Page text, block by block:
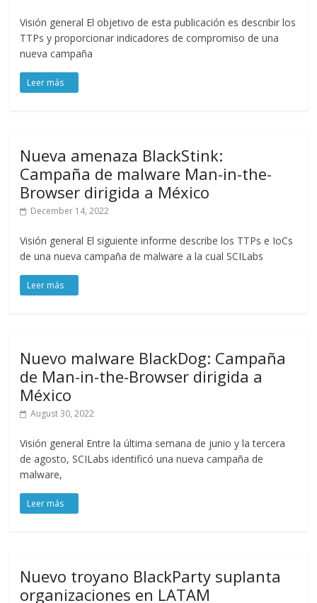
Visión general El objetivo de esta publicación es describir los
TTPs y proporcionar indicadores de compromiso de una
nueva campaña
Nueva amenaza BlackStink:
Campaña de malware Man-in-the-
Browser dirigida a México
December 14, 2022
Visión general El siguiente informe describe los TTPs e IoCs
de una nueva campaña de malware a la cual SCILabs
Nuevo malware BlackDog: Campaña
de Man-in-the-Browser dirigida a
México
August 30, 2022
Visión general Entre la última semana de junio y la tercera
de agosto, SCILabs identificó una nueva campaña de
malware,
Nuevo troyano BlackParty suplanta
organizaciones en LATAM